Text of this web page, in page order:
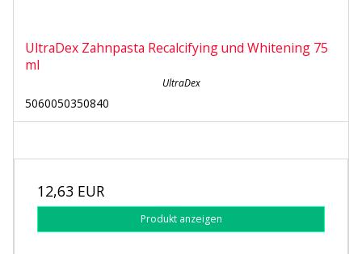
UltraDex Zahnpasta Recalcifying und Whitening 75
ml
UltraDex
5060050350840
12,63 EUR
Produkt anzeigen